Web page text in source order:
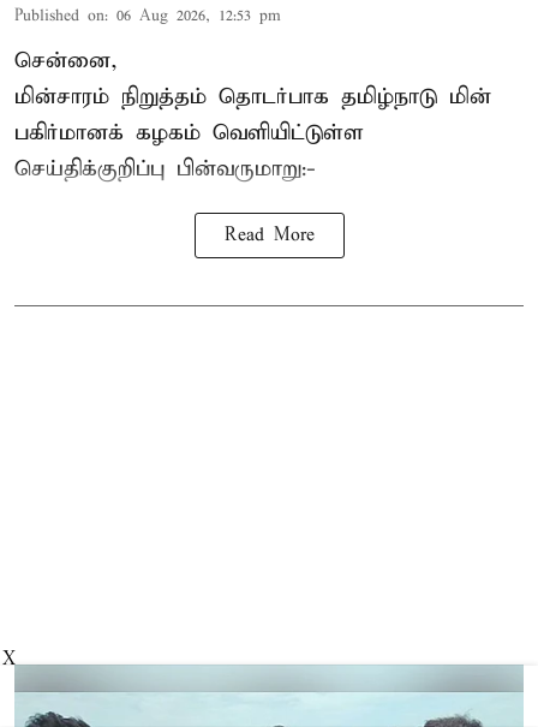
Published on: 06 Aug 2026, 12:53 pm
சென்னை,
மின்சாரம் நிறுத்தம் தொடர்பாக தமிழ்நாடு மின்
பகிர்மானக் கழகம் வெளியிட்டுள்ள
செய்திக்குறிப்பு பின்வருமாறு:-
Read More
X